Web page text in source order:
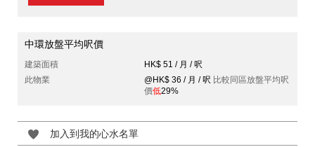
中環放盤平均呎價
建築面積
HK$ 51 / 月 / 呎
此物業
@HK$ 36 / 月 / 呎 比較同區放盤平均呎
價低29%
加入到我的心水名單